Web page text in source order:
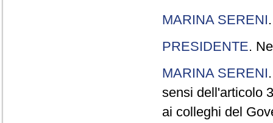
MARINA SERENI
PRESIDENTE.
MARINA SERENI
sensi dell'articolo
ai colleghi del